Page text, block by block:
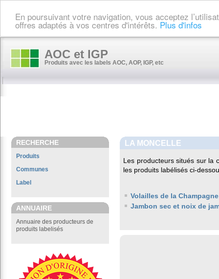
En poursuivant votre navigation, vous acceptez
offres adaptés à vos centres d'intérêts. Plus d'infos
AOC et IGP
Produits avec les labels AOC, AOP, IGP, etc
RECHERCHE
Produits
Communes
Label
ANNUAIRE
Annuaire des producteurs de
produits labelisés
LA MONCELLE
Les producteurs situés sur la
les produits labélisés ci-
Volailles de la Champagne
Jambon sec et noix de